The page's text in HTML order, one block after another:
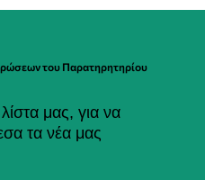
του Παρατηρητηρίου
μας, για να
τα νέα μας